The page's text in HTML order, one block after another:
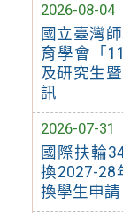
2026-08-04
國立臺灣
育學會「
及研究生
訊
2026-07-31
國際扶輪
換2027-
換學生申請